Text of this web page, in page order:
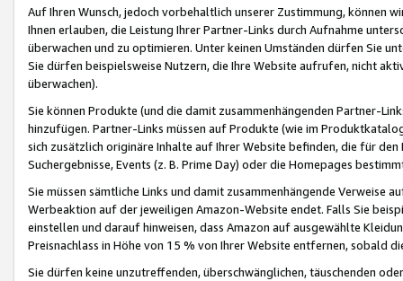
Auf Ihren Wunsch, jedoch vorbehaltlich unserer Zustimmung, können
Ihnen erlauben, die Leistung Ihrer Partner-Links durch Aufnahme
überwachen und zu optimieren. Unter keinen Umständen dürfen Sie
Sie dürfen beispielsweise Nutzern, die Ihre Website aufrufen, nicht
überwachen).
Sie können Produkte (und die damit zusammenhängenden Partner-
hinzufügen. Partner-Links müssen auf Produkte (wie im
sich zusätzlich originäre Inhalte auf Ihrer Website befinden, die für
Suchergebnisse, Events (z. B. Prime Day) oder die Homepages
Sie müssen sämtliche Links und damit zusammenhängende
Werbeaktion auf der jeweiligen Amazon-Website endet. Falls Sie
einstellen und darauf hinweisen, dass Amazon auf ausgewählte
Preisnachlass in Höhe von 15 % von Ihrer Website entfernen, sobald
Sie dürfen keine unzutreffenden, überschwänglichen, täuschenden